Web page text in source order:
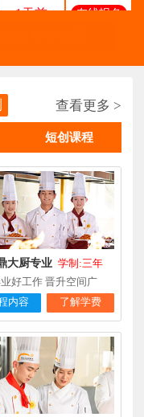
1天前 在线报名
4天前 在线报名
4天前 在线报名
6小时前 在线报名
1天前 在线报名
3天前
8小时前 在线报名
5天前 在线报名
1天前 在线报名
16小时前 在线报名
查看更多 >
短创课程
大厨专业 学制:三年
好工作 晋升空间广
内容
了解学费